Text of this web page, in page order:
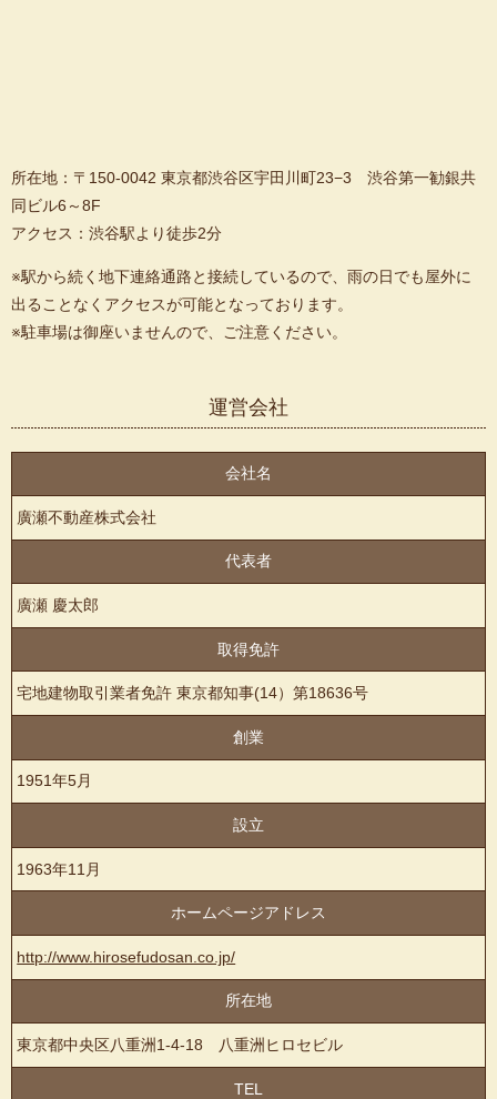
所在地：〒150-0042 東京都渋谷区宇田川町23−3 渋谷第一勧銀共
同ビル6～8F
アクセス：渋谷駅より徒歩2分
※駅から続く地下連絡通路と接続しているので、雨の日でも屋外に
出ることなくアクセスが可能となっております。
※駐車場は御座いませんので、ご注意ください。
運営会社
会社名
廣瀬不動産株式会社
代表者
廣瀬 慶太郎
取得免許
宅地建物取引業者免許 東京都知事(14）第18636号
創業
1951年5月
設立
1963年11月
ホームページアドレス
http://www.hirosefudosan.co.jp/
所在地
東京都中央区八重洲1-4-18 八重洲ヒロセビル
TEL